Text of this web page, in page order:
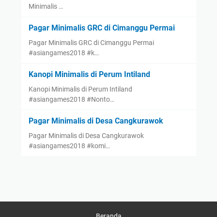
Minimalis …
Pagar Minimalis GRC di Cimanggu Permai
Pagar Minimalis GRC di Cimanggu Permai
#asiangames2018 #k…
Kanopi Minimalis di Perum Intiland
Kanopi Minimalis di Perum Intiland
#asiangames2018 #Nonto…
Pagar Minimalis di Desa Cangkurawok
Pagar Minimalis di Desa Cangkurawok
#asiangames2018 #komi…